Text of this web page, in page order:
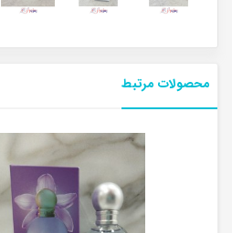
محصولات مرتبط